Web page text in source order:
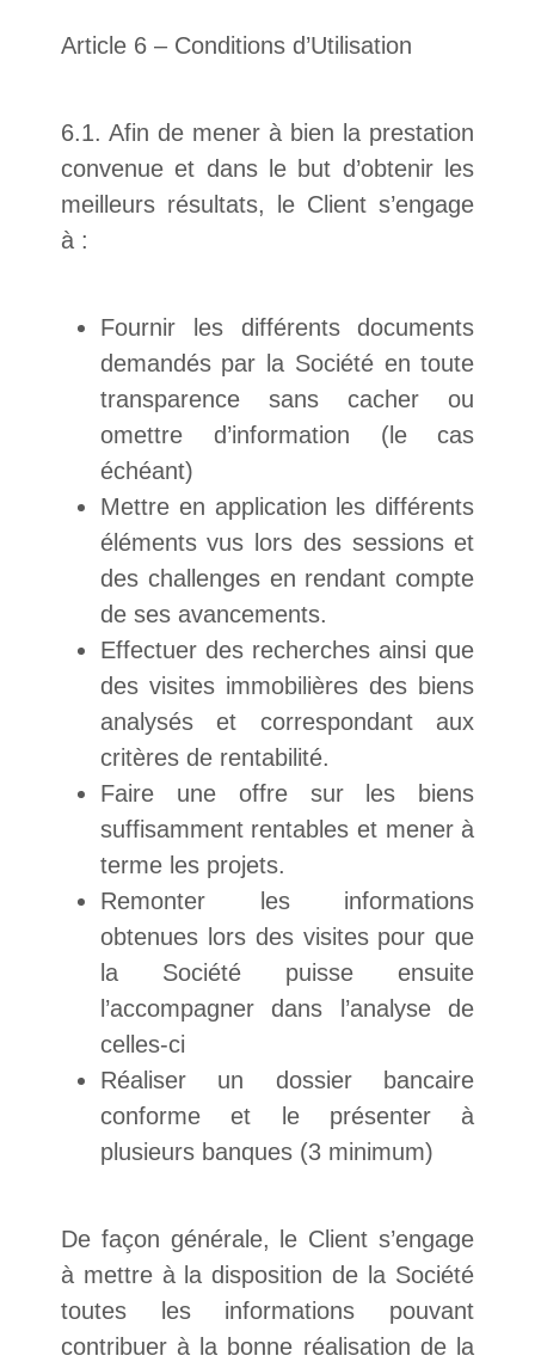
Article 6 – Conditions d’Utilisation
6.1. Afin de mener à bien la prestation
convenue et dans le but d’obtenir les
meilleurs résultats, le Client s’engage
à :
Fournir les différents documents
demandés par la Société en toute
transparence sans cacher ou
omettre d’information (le cas
échéant)
Mettre en application les différents
éléments vus lors des sessions et
des challenges en rendant compte
de ses avancements.
Effectuer des recherches ainsi que
des visites immobilières des biens
analysés et correspondant aux
critères de rentabilité.
Faire une offre sur les biens
suffisamment rentables et mener à
terme les projets.
Remonter les informations
obtenues lors des visites pour que
la Société puisse ensuite
l’accompagner dans l’analyse de
celles-ci
Réaliser un dossier bancaire
conforme et le présenter à
plusieurs banques (3 minimum)
De façon générale, le Client s’engage
à mettre à la disposition de la Société
toutes les informations pouvant
contribuer à la bonne réalisation de la